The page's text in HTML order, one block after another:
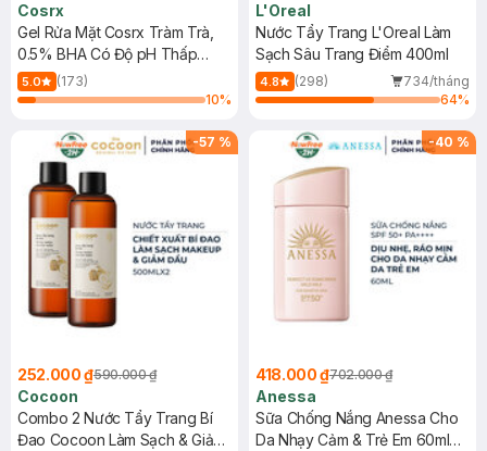
Cosrx
Gel Rửa Mặt Cosrx Tràm Trà,
0.5% BHA Có Độ pH Thấp
150ml
5.0
(173)
10%
L'Oreal
Nước Tẩy Trang L'Oreal Làm
Sạch Sâu Trang Điểm 400ml
4.8 (298)
734/tháng
64%
-57 %
252.000 ₫590.000 ₫
Cocoon
Combo 2 Nước Tẩy Trang Bí
Đao Cocoon Làm Sạch & Giảm
-40 %
418.000 ₫702.000 ₫
Anessa
Sữa Chống Nắng Anessa Cho
Da Nhạy Cảm & Trẻ Em 60ml